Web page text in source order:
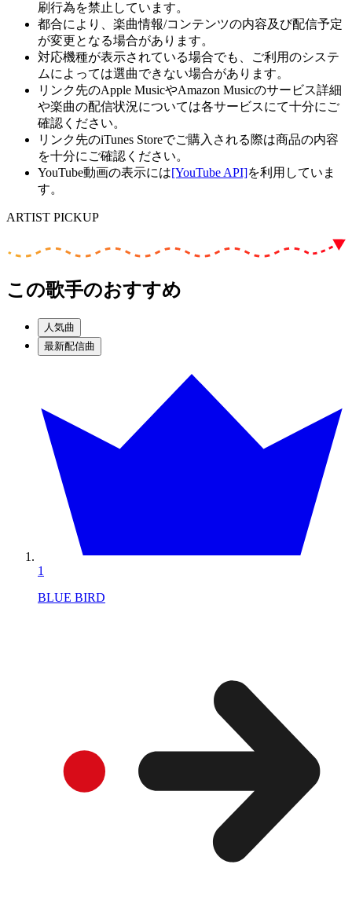
刷行為を禁止しています。
都合により、楽曲情報/コンテンツの内容及び配信予定
が変更となる場合があります。
対応機種が表示されている場合でも、ご利用のシステ
ムによっては選曲できない場合があります。
リンク先のApple MusicやAmazon Musicのサービス詳細
や楽曲の配信状況については各サービスにて十分にご
確認ください。
リンク先のiTunes Storeでご購入される際は商品の内容
を十分にご確認ください。
YouTube動画の表示には[YouTube API]を利用していま
す。
ARTIST PICKUP
この歌手のおすすめ
人気曲
最新配信曲
1
BLUE BIRD